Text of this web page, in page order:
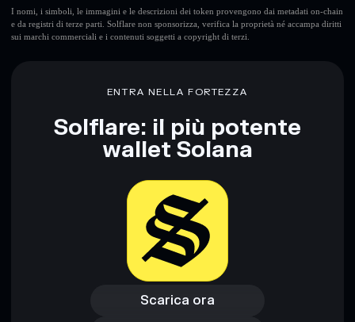
I nomi, i simboli, le immagini e le descrizioni dei token provengono dai metadati on-chain
e da registri di terze parti. Solflare non sponsorizza, verifica la proprietà né accampa diritti
sui marchi commerciali e i contenuti soggetti a copyright di terzi.
ENTRA NELLA FORTEZZA
Solflare: il più potente
wallet Solana
Scarica ora
Scarica ora
Accedi al wallet